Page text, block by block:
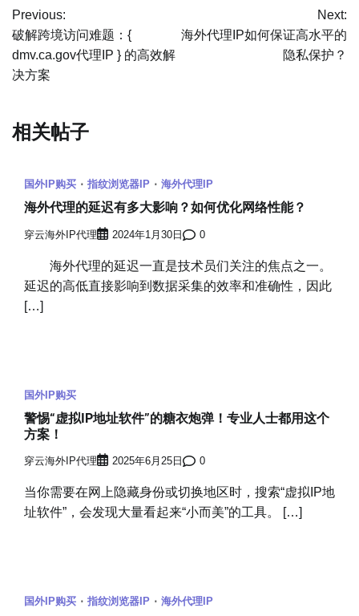
章
导
Previous:
破解跨境访问难题：{
dmv.ca.gov代理IP } 的高效解
决方案
Next:
海外代理IP如何保证高水平的
隐私保护？
相关帖子
国外IP购买 指纹浏览器IP 海外代理IP
海外代理的延迟有多大影响？如何优化网络性能？
穿云海外IP代理 2024年1月30日 0
海外代理的延迟一直是技术员们关注的焦点之一。
延迟的高低直接影响到数据采集的效率和准确性，因此
[…]
国外IP购买
警惕“虚拟IP地址软件”的糖衣炮弹！专业人士都用这个
方案！
穿云海外IP代理 2025年6月25日 0
当你需要在网上隐藏身份或切换地区时，搜索“虚拟IP地
址软件”，会发现大量看起来“小而美”的工具。 […]
国外IP购买 指纹浏览器IP 海外代理IP